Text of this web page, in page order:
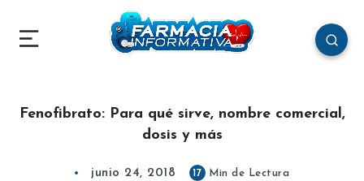
Fenofibrato: Para qué sirve, nombre comercial,
dosis y más
junio 24, 2018 17 Min de Lectura